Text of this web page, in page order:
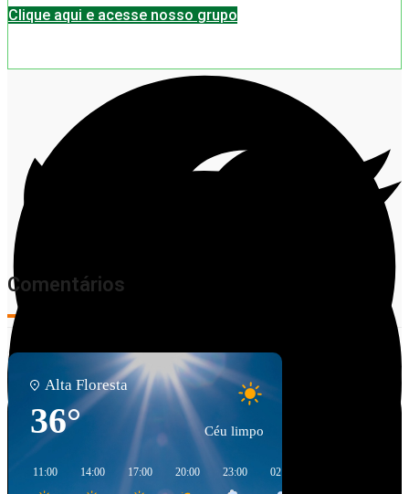
Clique aqui e acesse nosso grupo
Facebook
Comentários
Alta Floresta
36° Céu limpo
11:00 14:00 17:00 20:00 23:00 02:00